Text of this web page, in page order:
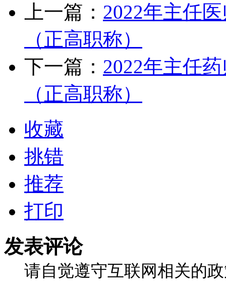
上一篇： 2022年主任
（正高职称）
下一篇： 2022年主任
（正高职称）
收藏
挑错
推荐
打印
发表评论
请自觉遵守互联网相关的